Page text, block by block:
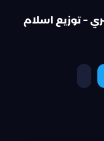
– توزيع اسلام